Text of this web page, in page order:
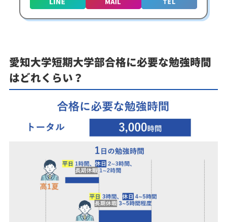
愛知大学短期大学部合格に必要な勉強時間
はどれくらい？